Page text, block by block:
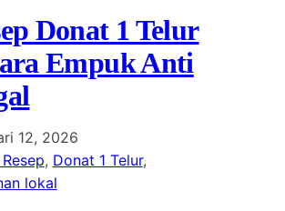
Donat 1 Telur
Empuk Anti
12, 2026
, Donat 1 Telur
lokal